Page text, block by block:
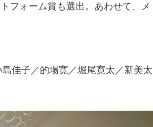
フォーム賞も選出。あわせて、メ
佳子／的場寛／堀尾寛太／新美太